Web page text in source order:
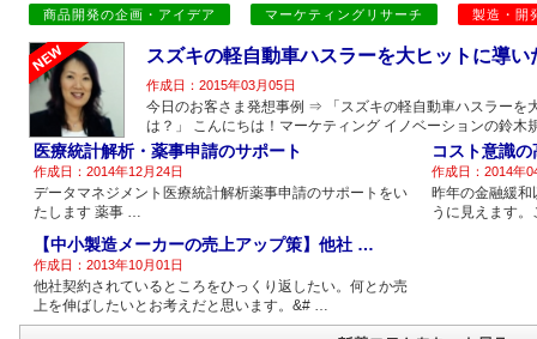
商品開発の企画・アイデア マーケティングリサーチ 製造・開
スズキの軽自動車ハスラーを大ヒットに導
作成日：2015年03月05日
今日のお客さま発想事例 ⇒ 「スズキの軽自動車ハスラーを
は？」 こんにちは！マーケティング イノベーションの鈴
医療統計解析・薬事申請のサポート
作成日：2014年12月24日
データマネジメント医療統計解析薬事申請のサポートをい
たします 薬事 …
コスト意識
作成日：2014年
昨年の金融緩和
うに見えます
【中小製造メーカーの売上アップ策】他社 …
作成日：2013年10月01日
他社契約されているところをひっくり返したい。何とか売
上を伸ばしたいとお考えだと思います。&# …